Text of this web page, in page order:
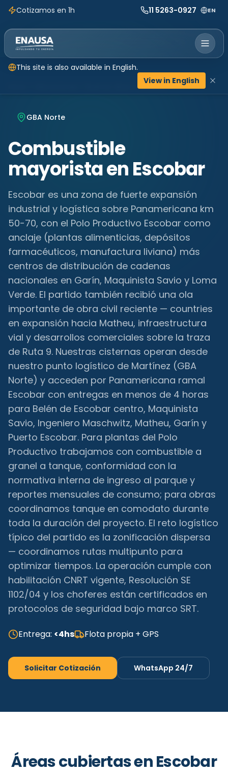
This site is also available in English.
View in English
Cotizamos en 1h 11 5263-0927 EN
Escobar
GBA Norte
Combustible
mayorista enEscobar
Escobar es una zona de fuerte expansión
industrial y logística sobre Panamericana km
50-70, con el Polo Productivo Escobar como
anclaje (plantas alimenticias, depósitos
farmacéuticos, manufactura liviana) más
centros de distribución de cadenas
nacionales en Garín, Maquinista Savio y Loma
Verde. El partido también recibió una ola
importante de obra civil reciente — countries
en expansión hacia Matheu, infraestructura
vial y desarrollos comerciales sobre la traza
de Ruta 9. Nuestras cisternas operan desde
nuestro punto logístico de Martínez (GBA
Norte) y acceden por Panamericana ramal
Escobar con entregas en menos de 4 horas
para Belén de Escobar centro, Maquinista
Savio, Ingeniero Maschwitz, Matheu, Garín y
Puerto Escobar. Para plantas del Polo
Productivo trabajamos con combustible a
granel a tanque, conformidad con la
normativa interna de ingreso al parque y
reportes mensuales de consumo; para obras
coordinamos tanque en comodato durante
toda la duración del proyecto. El reto logístico
típico del partido es la zonificación dispersa
— coordinamos rutas multipunto para
optimizar tiempos. La operación cumple con
habilitación CNRT vigente, Resolución SE
1102/04 y los choferes están certificados en
protocolos de seguridad bajo marco SRT.
Entrega: <4hs Flota propia + GPS
Solicitar Cotización WhatsApp 24/7
Áreas cubiertas enEscobar